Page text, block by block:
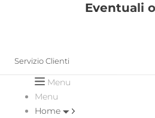
Eventuali
Servizio Clienti
Menu
Menu
Home